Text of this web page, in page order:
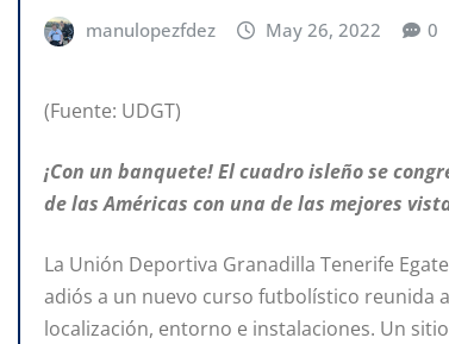
manulopezfdez May 26, 2022 0
(Fuente: UDGT)
¡Con un banquete! El cuadro isleño se
de las Américas con una de las mejores
La Unión Deportiva Granadilla Tenerife
adiós a un nuevo curso futbolístico reunida
localización, entorno e instalaciones. Un